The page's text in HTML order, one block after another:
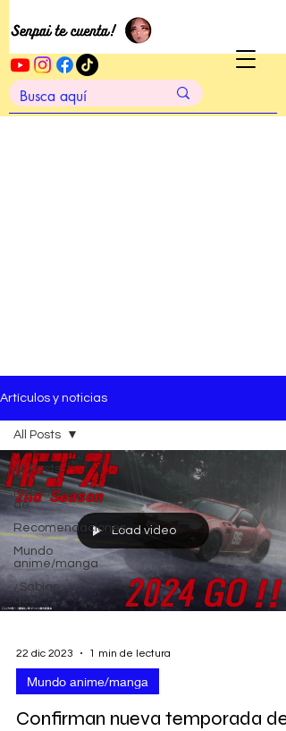
Artículos y noticias
All Posts
Hablemos
de
Recomendaciones
Mundo
anime/manga
¿Sabías
qué?
All Posts
Load video
22 dic 2023 1 min de lectura
Mundo anime/manga
Confirman nueva temporada de